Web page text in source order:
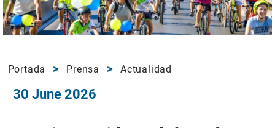
Portada Prensa Actualidad
30 June 2026